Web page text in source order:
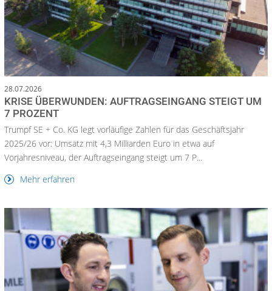
28.07.2026
KRISE ÜBERWUNDEN: AUFTRAGSEINGANG STEIGT UM
7 PROZENT
Trumpf SE + Co. KG legt vorläufige Zahlen für das Geschäftsjahr
2025/26 vor: Umsatz mit 4,3 Milliarden Euro in etwa auf
Vorjahresniveau, der Auftragseingang steigt um 7 P...
Mehr erfahren